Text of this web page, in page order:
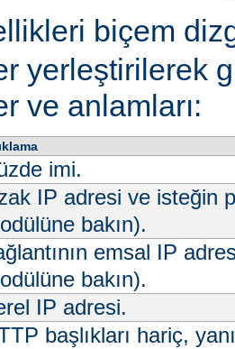
biçem
yerleştirilerek
ve anlamları:
imi.
IP adresi ve isteğin
bakın).
emsal IP
bakın).
IP adresi.
başlıkları hariç,